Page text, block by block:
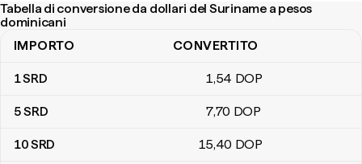
Tabella di conversione da dollari del Suriname a pesos
dominicani
Tabella di conversione da dollari del Suriname a pesos dominicani
IMPORTO CONVERTITO
1SRD 1,54 DOP
5SRD 7,70 DOP
10SRD 15,40 DOP